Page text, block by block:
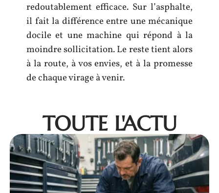
redoutablement efficace. Sur l’asphalte,
il fait la différence entre une mécanique
docile et une machine qui répond à la
moindre sollicitation. Le reste tient alors
à la route, à vos envies, et à la promesse
de chaque virage à venir.
TOUTE L'ACTU